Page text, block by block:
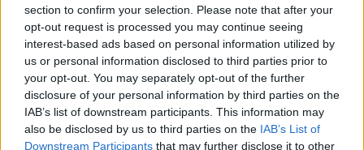
section to confirm your selection. Please note that after your
opt-out request is processed you may continue seeing
interest-based ads based on personal information utilized by
us or personal information disclosed to third parties prior to
your opt-out. You may separately opt-out of the further
disclosure of your personal information by third parties on the
IAB’s list of downstream participants. This information may
also be disclosed by us to third parties on the IAB’s List of
Downstream Participants that may further disclose it to other